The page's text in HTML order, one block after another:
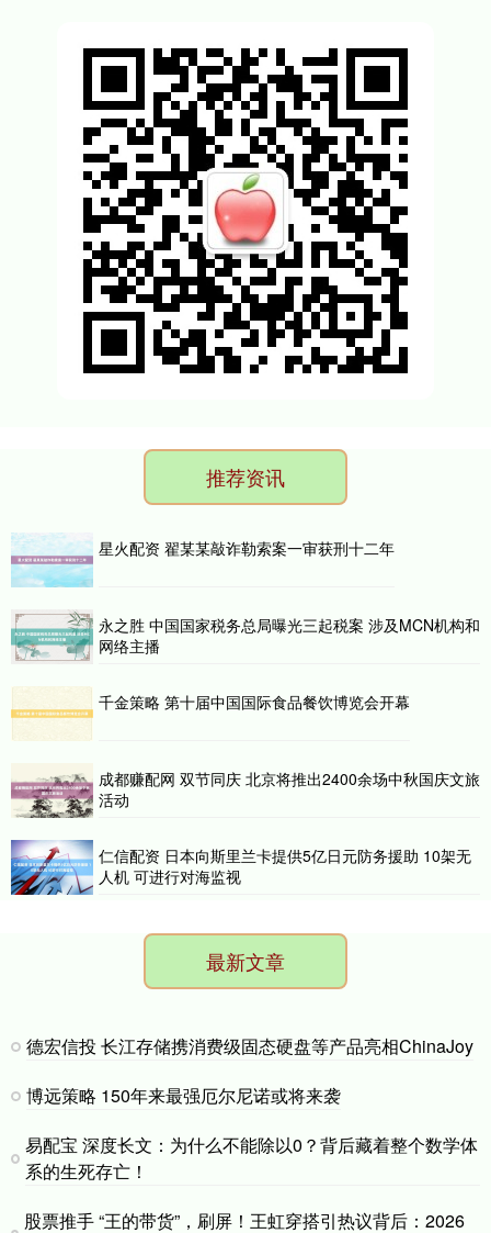
推荐资讯
星火配资 翟某某敲诈勒索案一审获刑十二年
永之胜 中国国家税务总局曝光三起税案 涉及MCN机构和
网络主播
千金策略 第十届中国国际食品餐饮博览会开幕
成都赚配网 双节同庆 北京将推出2400余场中秋国庆文旅
活动
仁信配资 日本向斯里兰卡提供5亿日元防务援助 10架无
人机 可进行对海监视
最新文章
德宏信投 长江存储携消费级固态硬盘等产品亮相ChinaJoy
博远策略 150年来最强厄尔尼诺或将来袭
易配宝 深度长文：为什么不能除以0？背后藏着整个数学体
系的生死存亡！
股票推手 “王的带货”，刷屏！王虹穿搭引热议背后：2026